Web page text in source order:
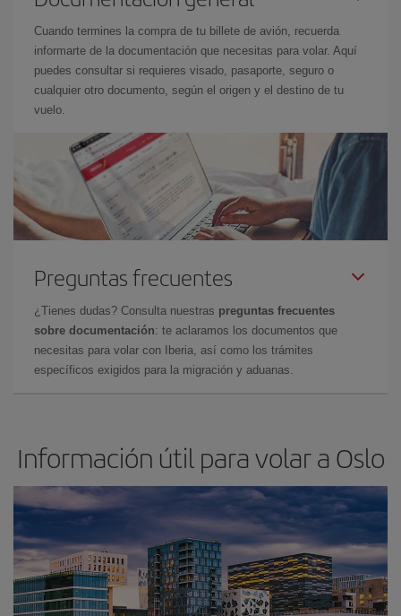
Cuando termines la compra de tu billete de avión, recuerda
informarte de la documentación que necesitas para volar. Aquí
puedes consultar si requieres visado, pasaporte, seguro o
cualquier otro documento, según el origen y el destino de tu
vuelo.
Preguntas frecuentes
¿Tienes dudas? Consulta nuestras preguntas frecuentes
sobre documentación: te aclaramos los documentos que
necesitas para volar con Iberia, así como los trámites
específicos exigidos para la migración y aduanas.
Información útil para volar a Oslo